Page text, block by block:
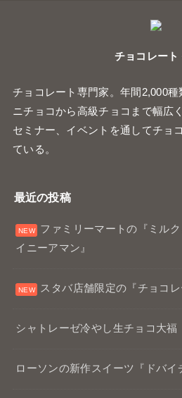
チョコレート
チョコレート専門家。年間2,000
ニチョコから高級チョコまで幅広
セミナー、イベントを通してチョ
ている。
最近の投稿
ファミリーマートの『ミル
イニーアマン』
スタバ店舗限定の『チョコ
シャトレーゼ冷やし生チョコ大福
ローソンの新作スイーツ『ドバイ